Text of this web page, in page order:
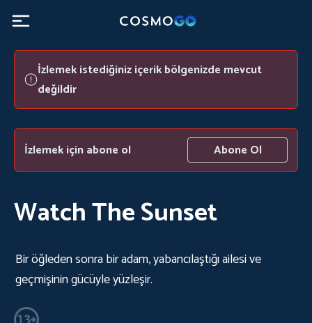
İzlemek istediğiniz içerik bölgenizde mevcut
değildir
İzlemek için abone ol Abone Ol
Watch The Sunset
Bir öğleden sonra bir adam, yabancılaştığı ailesi ve
geçmişinin gücüyle yüzleşir.